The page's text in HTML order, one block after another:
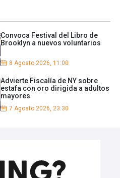
Convoca Festival del Libro de
Brooklyn a nuevos voluntarios
8 Agosto 2026, 11:00
Advierte Fiscalía de NY sobre
estafa con oro dirigida a adultos
mayores
7 Agosto 2026, 23:30